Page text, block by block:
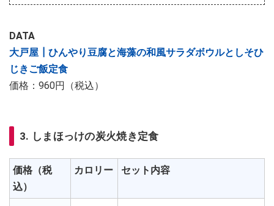
DATA
大戸屋┃ひんやり豆腐と海藻の和風サラダボウルとしそひ
じきご飯定食
価格：960円（税込）
3. しまほっけの炭火焼き定食
価格（税
込）
カロリー セット内容